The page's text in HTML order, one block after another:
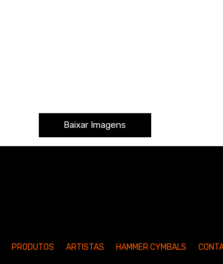
Baixar Imagens
PRODUTOS ARTISTAS HAMMER CYMBALS